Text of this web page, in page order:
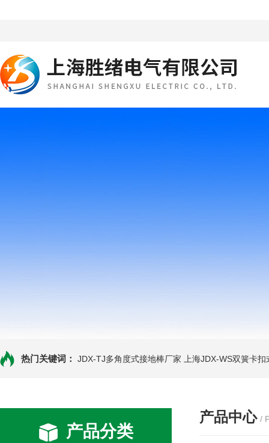
热门关键词： JDX-TJ多角度式接地棒厂家 上海JDX-WS双簧卡
产品分类
产品中心 /